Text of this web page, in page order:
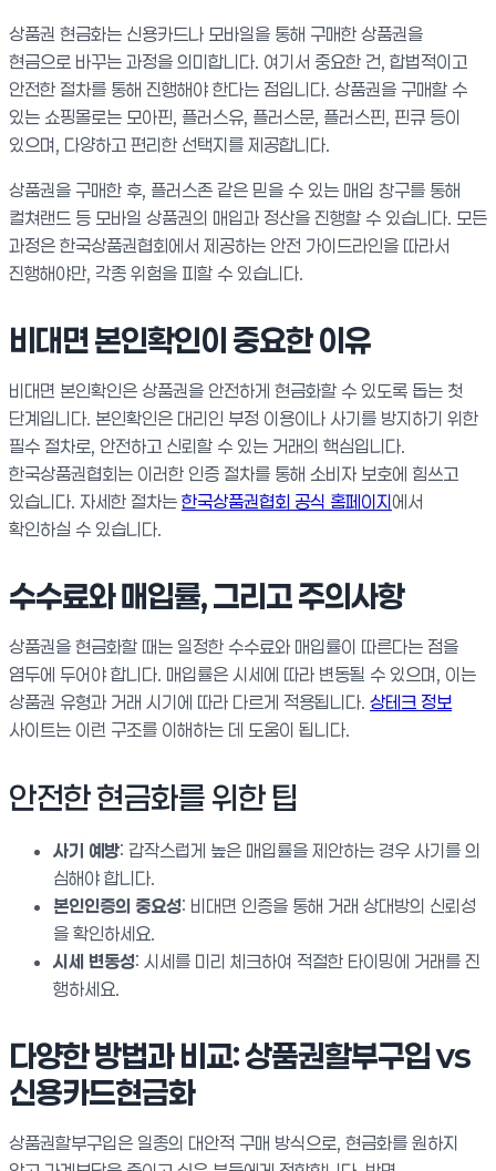
상품권 현금화는 신용카드나 모바일을 통해 구매한 상품권을
현금으로 바꾸는 과정을 의미합니다. 여기서 중요한 건, 합법적이고
안전한 절차를 통해 진행해야 한다는 점입니다. 상품권을 구매할 수
있는 쇼핑몰로는 모아핀, 플러스유, 플러스문, 플러스핀, 핀큐 등이
있으며, 다양하고 편리한 선택지를 제공합니다.
상품권을 구매한 후, 플러스존 같은 믿을 수 있는 매입 창구를 통해
컬쳐랜드 등 모바일 상품권의 매입과 정산을 진행할 수 있습니다. 모든
과정은 한국상품권협회에서 제공하는 안전 가이드라인을 따라서
진행해야만, 각종 위험을 피할 수 있습니다.
비대면 본인확인이 중요한 이유
비대면 본인확인은 상품권을 안전하게 현금화할 수 있도록 돕는 첫
단계입니다. 본인확인은 대리인 부정 이용이나 사기를 방지하기 위한
필수 절차로, 안전하고 신뢰할 수 있는 거래의 핵심입니다.
한국상품권협회는 이러한 인증 절차를 통해 소비자 보호에 힘쓰고
있습니다. 자세한 절차는 한국상품권협회 공식 홈페이지에서
확인하실 수 있습니다.
수수료와 매입률, 그리고 주의사항
상품권을 현금화할 때는 일정한 수수료와 매입률이 따른다는 점을
염두에 두어야 합니다. 매입률은 시세에 따라 변동될 수 있으며, 이는
상품권 유형과 거래 시기에 따라 다르게 적용됩니다. 상테크 정보
사이트는 이런 구조를 이해하는 데 도움이 됩니다.
안전한 현금화를 위한 팁
사기 예방: 갑작스럽게 높은 매입률을 제안하는 경우 사기를 의
심해야 합니다.
본인인증의 중요성: 비대면 인증을 통해 거래 상대방의 신뢰성
을 확인하세요.
시세 변동성: 시세를 미리 체크하여 적절한 타이밍에 거래를 진
행하세요.
다양한 방법과 비교: 상품권할부구입 vs
신용카드현금화
상품권할부구입은 일종의 대안적 구매 방식으로, 현금화를 원하지